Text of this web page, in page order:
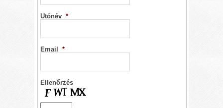
Utónév *
Email *
Ellenőrzés